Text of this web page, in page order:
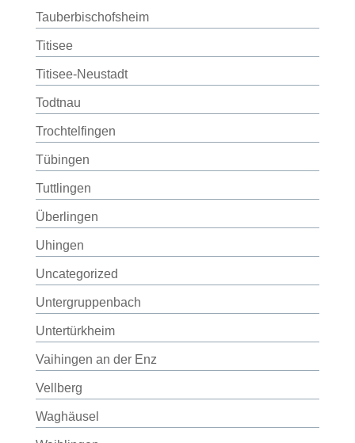
Tauberbischofsheim
Titisee
Titisee-Neustadt
Todtnau
Trochtelfingen
Tübingen
Tuttlingen
Überlingen
Uhingen
Uncategorized
Untergruppenbach
Untertürkheim
Vaihingen an der Enz
Vellberg
Waghäusel